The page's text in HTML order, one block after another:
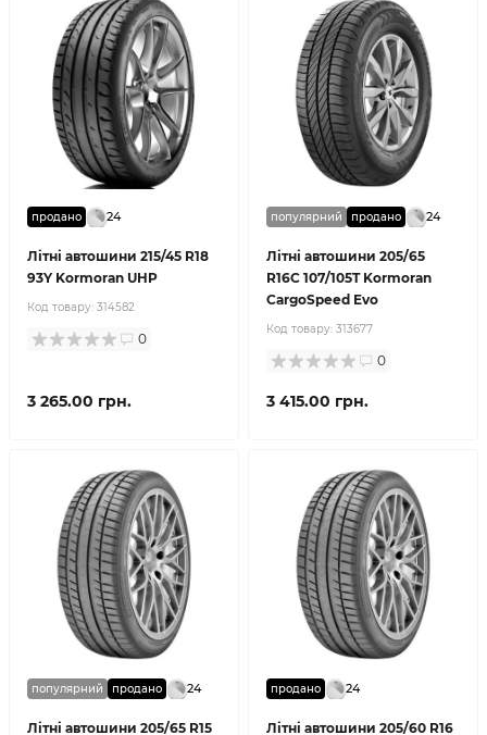
продано 24
Літні автошини 215/45 R18
93Y Kormoran UHP
Код товару: 314582
0
3 265.00 грн.
популярний продано 24
Літні автошини 205/65
R16C 107/105T Kormoran
CargoSpeed Evo
Код товару: 313677
0
3 415.00 грн.
популярний продано 24
Літні автошини 205/65 R15
продано 24
Літні автошини 205/60 R16